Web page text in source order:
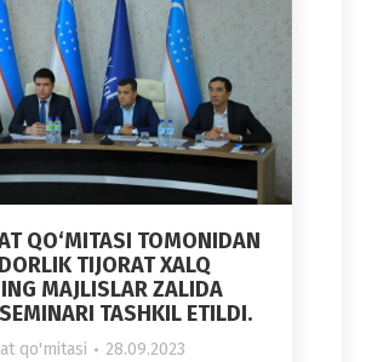
QO‘MITASI TOMONIDAN
TIJORAT XALQ
MAJLISLAR ZALIDA
TASHKIL ETILDI.
qo'mitasi 28.09.2023